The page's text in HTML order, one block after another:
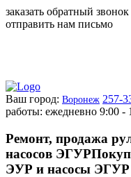
заказать обратный звонок
отправить нам письмо
Ваш город: Воронеж 257-
работы: ежедневно 9:00 -
Ремонт, продажа
насосов ЭГУР
ЭУР и насосы ЭГУР